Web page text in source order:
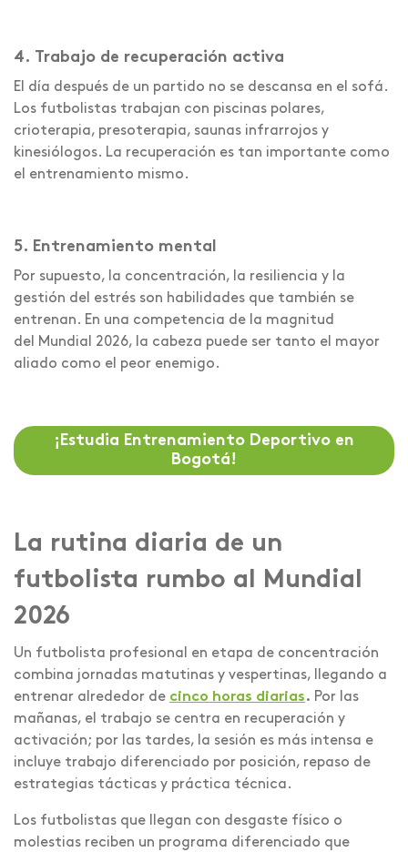
4. Trabajo de recuperación activa
El día después de un partido no se descansa en el sofá.
Los futbolistas trabajan con piscinas polares,
crioterapia, presoterapia, saunas infrarrojos y
kinesiólogos. La recuperación es tan importante como
el entrenamiento mismo.
5. Entrenamiento mental
Por supuesto, la concentración, la resiliencia y la
gestión del estrés son habilidades que también se
entrenan. En una competencia de la magnitud
del Mundial 2026, la cabeza puede ser tanto el mayor
aliado como el peor enemigo.
¡Estudia Entrenamiento Deportivo en
Bogotá!
La rutina diaria de un
futbolista rumbo al Mundial
2026
Un futbolista profesional en etapa de concentración
combina jornadas matutinas y vespertinas, llegando a
entrenar alrededor de cinco horas diarias. Por las
mañanas, el trabajo se centra en recuperación y
activación; por las tardes, la sesión es más intensa e
incluye trabajo diferenciado por posición, repaso de
estrategias tácticas y práctica técnica.
Los futbolistas que llegan con desgaste físico o
molestias reciben un programa diferenciado que